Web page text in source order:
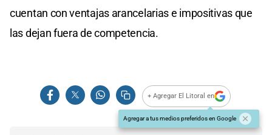
cuentan con ventajas arancelarias e impositivas que
las dejan fuera de competencia.
+ Agregar El Litoral en
Agregar a tus medios preferidos en Google